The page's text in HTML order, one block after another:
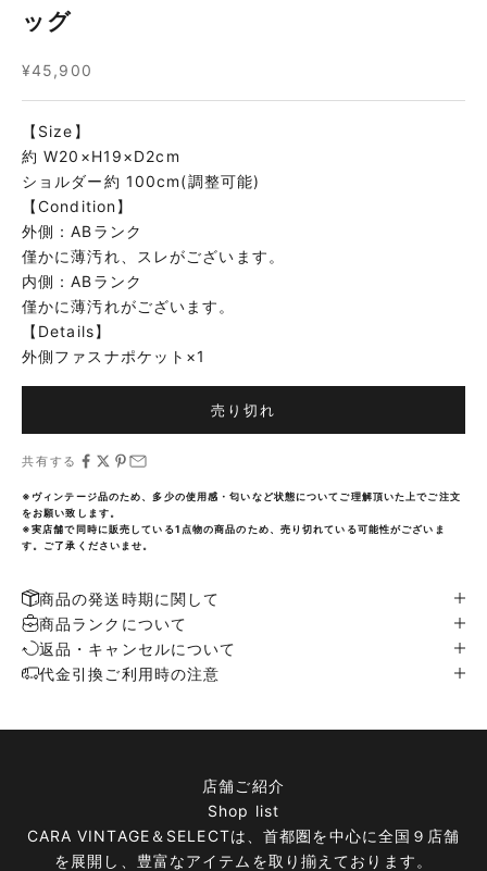
ッグ
セール価格
¥45,900
【Size】
約 W20×H19×D2cm
ショルダー約 100cm(調整可能)
【Condition】
外側：ABランク
僅かに薄汚れ、スレがございます。
内側：ABランク
僅かに薄汚れがございます。
【Details】
外側ファスナポケット×1
売り切れ
共有する
※ヴィンテージ品のため、多少の使用感・匂いなど状態についてご理解頂いた上でご注文
をお願い致します。
※実店舗で同時に販売している1点物の商品のため、売り切れている可能性がございま
す。ご了承くださいませ。
商品の発送時期に関して
商品ランクについて
返品・キャンセルについて
代金引換ご利用時の注意
店舗ご紹介
Shop list
CARA VINTAGE＆SELECTは、首都圏を中心に全国９店舗
を展開し、豊富なアイテムを取り揃えております。